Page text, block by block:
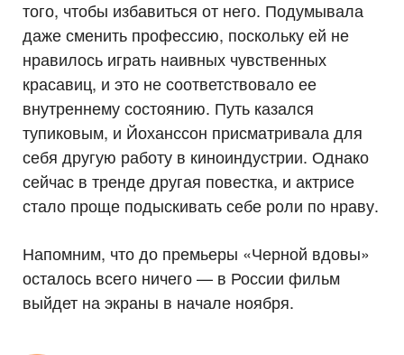
того, чтобы избавиться от него. Подумывала
даже сменить профессию, поскольку ей не
нравилось играть наивных чувственных
красавиц, и это не соответствовало ее
внутреннему состоянию. Путь казался
тупиковым, и Йоханссон присматривала для
себя другую работу в киноиндустрии. Однако
сейчас в тренде другая повестка, и актрисе
стало проще подыскивать себе роли по нраву.
Напомним, что до премьеры «Черной вдовы»
осталось всего ничего — в России фильм
выйдет на экраны в начале ноября.